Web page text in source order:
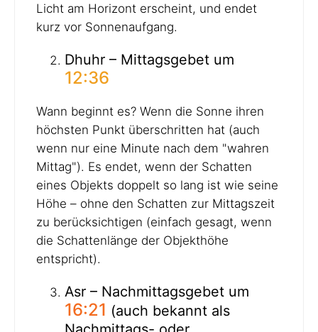
Licht am Horizont erscheint, und endet
kurz vor Sonnenaufgang.
Dhuhr – Mittagsgebet um
12:36
Wann beginnt es? Wenn die Sonne ihren
höchsten Punkt überschritten hat (auch
wenn nur eine Minute nach dem "wahren
Mittag"). Es endet, wenn der Schatten
eines Objekts doppelt so lang ist wie seine
Höhe – ohne den Schatten zur Mittagszeit
zu berücksichtigen (einfach gesagt, wenn
die Schattenlänge der Objekthöhe
entspricht).
Asr – Nachmittagsgebet um
16:21 (auch bekannt als